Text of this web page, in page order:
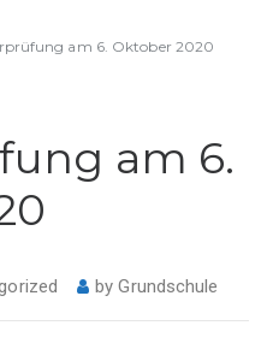
am 6. Oktober 2020
am 6.
byGrundschule